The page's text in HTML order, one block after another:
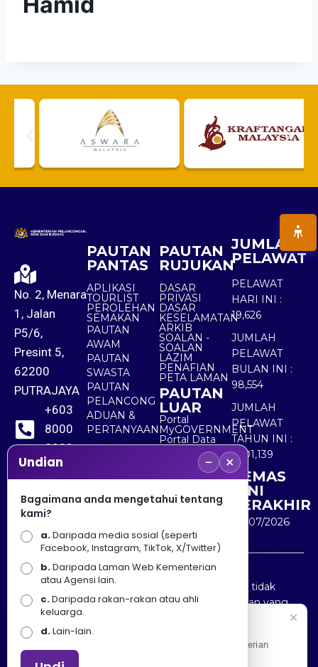
No. 2, Menara
1, Jalan
P5/6,
Presint 5,
62200
PUTRAJAYA
+603
8000
8000
+603
8891
7100
PAUTAN
PANTAS
APLIKASI
TOURLIST
PEROLEHAN
SEMAKAN
PAUTAN
AWAM
PAUTAN
SWASTA
PAUTAN
PELANCONG
ADUAN &
PERTANYAAN
PAUTAN
RUJUKAN
DASAR
PRIVASI
DASAR
KESELAMATAN
ARKIB
SOALAN -
SOALAN
LAZIM
PENAFIAN
PETA LAMAN
PAUTAN
LUAR
Portal
MyGOVERNMENT
Portal Data
Terbuka
Sektor Awam
JUMLAH
PELAWAT
PELAWAT
HARI INI :
19,626
JUMLAH
PELAWAT
BULAN INI :
98,554
JUMLAH
PELAWAT
TAHUN INI :
5,501,139
KEMAS
KINI
TERAKHIR
30/07/2026
Penafian : Kerajaan Malaysia dan Kementerian
Pelancongan Seni dan Budaya (MOTAC) adalah tidak
bertanggungjawab atas kehilangan atau kerugian yang
disebabkan oleh penggunaan mana-mana maklumat
yang diperolehi dari portal ini.
Undian − ×
Bagaimana anda mengetahui tentang
kami?
a.Daripada media sosial (seperti
Facebook, Instagram, TikTok, X/Twitter)
b.Daripada Laman Web Kementerian
atau Agensi lain.
c.Daripada rakan-rakan atau ahli
keluarga.
d.Lain-lain.
Apa Khabar! Selamat datang ke Portal Rasmi Kementerian
Pelancongan, Seni dan Budaya